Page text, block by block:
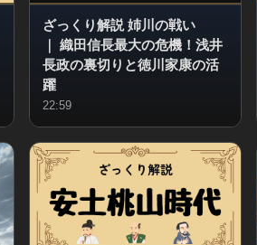
ざっくり解説 姉川の戦い
｜ 織田信長最大の危機！浅井
長政の裏切りと徳川家康の活
躍
22:59